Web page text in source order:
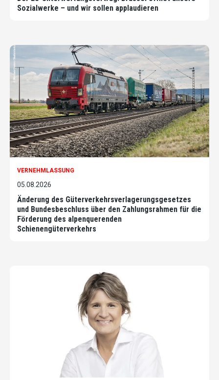
Sozialwerke – und wir sollen applaudieren
VERNEHMLASSUNG
05.08.2026
Änderung des Güterverkehrsverlagerungsgesetzes
und Bundesbeschluss über den Zahlungsrahmen für die
Förderung des alpenquerenden
Schienengüterverkehrs